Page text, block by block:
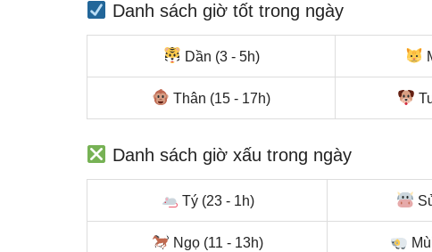
Danh sách giờ tốt trong ngày
Dần (3 - 5h)
Thân (15 - 17h)
Danh sách giờ xấu trong ngày
Tý (23 - 1h)
Ngọ (11 - 13h)